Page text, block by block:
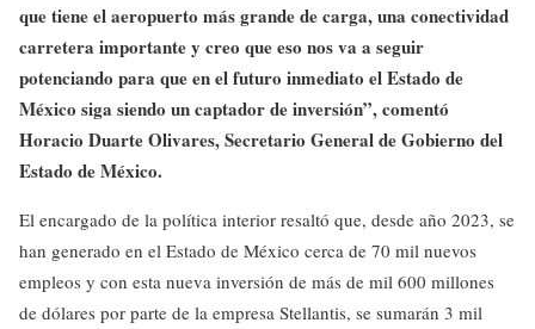
que tiene el aeropuerto más grande de carga, una conectividad
carretera importante y creo que eso nos va a seguir
potenciando para que en el futuro inmediato el Estado de
México siga siendo un captador de inversión”, comentó
Horacio Duarte Olivares, Secretario General de Gobierno del
Estado de México.
El encargado de la política interior resaltó que, desde año 2023, se
han generado en el Estado de México cerca de 70 mil nuevos
empleos y con esta nueva inversión de más de mil 600 millones
de dólares por parte de la empresa Stellantis, se sumarán 3 mil